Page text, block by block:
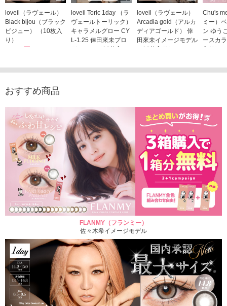
loveil（ラヴェール）
Black bijou（ブラック
ビジュー） （10枚入
り）
1,760円
loveil Toric 1day （ラ
ヴェールトーリック）
キャラメルグロー CY
L-1.25 倖田來未プロ
デュース （10枚入
1,760円(税込)
loveil（ラヴェール）
Arcadia gold（アルカ
ディアゴールド） 倖
田來未イメージモデル
（10枚入り）
Chu's
ミー）
ン ゆう
ースカ
入り）
おすすめ商品
FLANMY（フランミー）
佐々木希イメージモデル